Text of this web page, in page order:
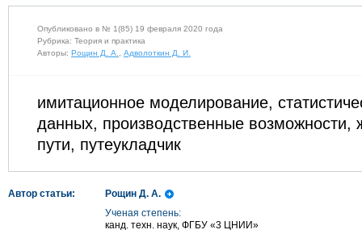
Опубликовано в № 1(85) 19 февраля 2020 года
Рубрика: Теория и практика
Авторы: Рощин Д. А., Адволоткин Д. И.
имитационное моделирование,
данных, производственные возможности,
пути, путеукладчик
Автор статьи:
Рощин Д. А.
Ученая степень:
канд. техн. наук, ФГБУ «3 ЦНИИ»